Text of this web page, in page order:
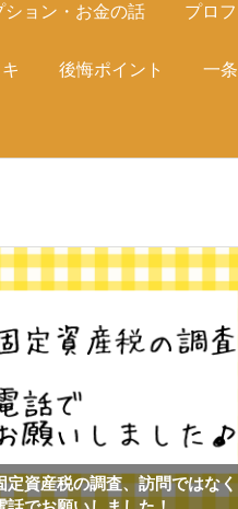
ション・お金の話 プロ
後悔ポイント 一
条工務店i-smart 引渡完了しま